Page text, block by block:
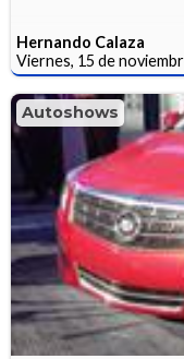
Hernando Calaza
Viernes, 15 de
Autoshows